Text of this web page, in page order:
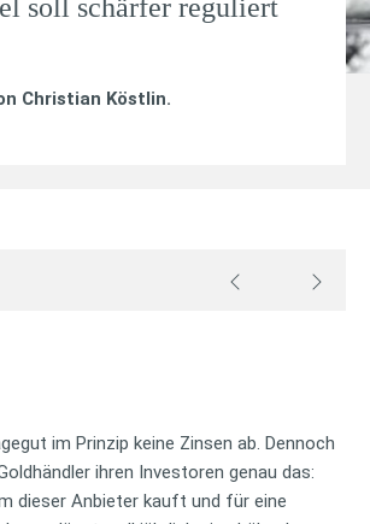
soll schärfer reguliert
Christian Köstlin.
im Prinzip keine Zinsen ab. Dennoch
ihren Investoren genau das:
dieser Anbieter kauft und für eine